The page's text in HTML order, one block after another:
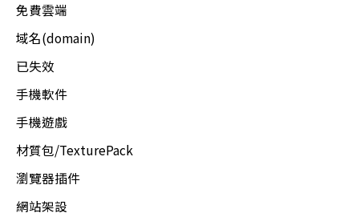
免費雲端
域名(domain)
已失效
手機軟件
手機遊戲
材質包/TexturePack
瀏覽器插件
網站架設